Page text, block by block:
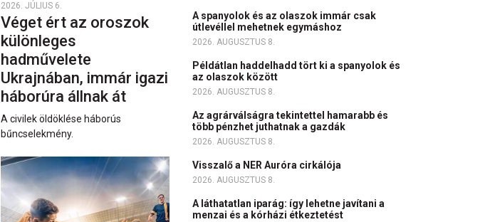
2026. JÚLIUS 6.
Véget ért az oroszok
különleges
hadművelete
Ukrajnában, immár igazi
háborúra állnak át
A civilek öldöklése háborús
bűncselekmény.
A spanyolok és az olaszok immár csak
útlevéllel mehetnek egymáshoz
2026. AUGUSZTUS 8.
Példátlan haddelhadd tört ki a spanyolok és
az olaszok között
2026. AUGUSZTUS 8.
Az agrárválságra tekintettel hamarabb és
több pénzhet juthatnak a gazdák
2026. AUGUSZTUS 8.
Visszalő a NER Auróra cirkálója
2026. AUGUSZTUS 8.
A láthatatlan iparág: így lehetne javítani a
menzai és a kórházi étkeztetést